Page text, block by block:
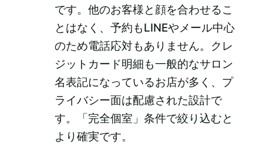
です。他のお客様と顔を合わせるこ
とはなく、予約もLINEやメール中心
のため電話応対もありません。クレ
ジットカード明細も一般的なサロン
名表記になっているお店が多く、プ
ライバシー面は配慮された設計で
す。「完全個室」条件で絞り込むと
より確実です。